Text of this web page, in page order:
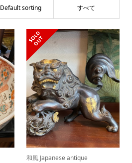
Default sorting すべて
S
O
L
D
O
U
T
和風 Japanese antique